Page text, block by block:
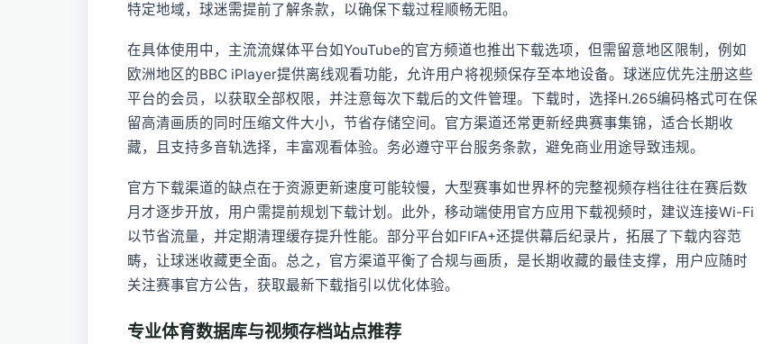
特定地域，球迷需提前了解条款，以确保下载过程顺畅无阻。
在具体使用中，主流流媒体平台如YouTube的官方频道也推出下载选项，但需留意地区限制，例如
欧洲地区的BBC iPlayer提供离线观看功能，允许用户将视频保存至本地设备。球迷应优先注册这些
平台的会员，以获取全部权限，并注意每次下载后的文件管理。下载时，选择H.265编码格式可在保
留高清画质的同时压缩文件大小，节省存储空间。官方渠道还常更新经典赛事集锦，适合长期收
藏，且支持多音轨选择，丰富观看体验。务必遵守平台服务条款，避免商业用途导致违规。
官方下载渠道的缺点在于资源更新速度可能较慢，大型赛事如世界杯的完整视频存档往往在赛后数
月才逐步开放，用户需提前规划下载计划。此外，移动端使用官方应用下载视频时，建议连接Wi-Fi
以节省流量，并定期清理缓存提升性能。部分平台如FIFA+还提供幕后纪录片，拓展了下载内容范
畴，让球迷收藏更全面。总之，官方渠道平衡了合规与画质，是长期收藏的最佳支撑，用户应随时
关注赛事官方公告，获取最新下载指引以优化体验。
专业体育数据库与视频存档站点推荐